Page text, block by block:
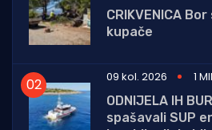
CRIKVENICA
kupače
09 kol. 2026
1
ODNIJELA IH
spašavali SUP